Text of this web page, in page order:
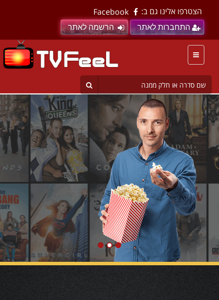
הצטרפו אלינו גם ב: Facebook
התחברות לאתר הרשמה לאתר